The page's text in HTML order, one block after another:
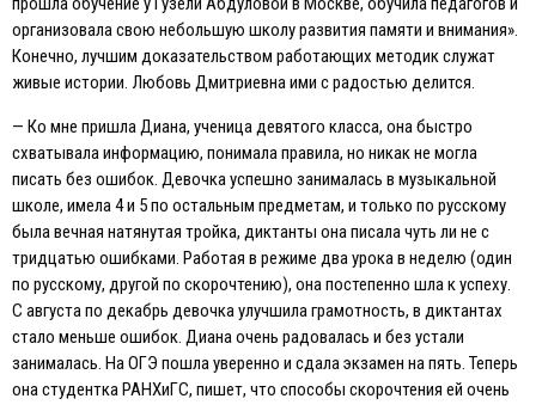
организовала свою небольшую школу развития памяти и внимания».
Конечно, лучшим доказательством работающих методик служат
живые истории. Любовь Дмитриевна ими с радостью делится.
— Ко мне пришла Диана, ученица девятого класса, она быстро
схватывала информацию, понимала правила, но никак не могла
писать без ошибок. Девочка успешно занималась в музыкальной
школе, имела 4 и 5 по остальным предметам, и только по русскому
была вечная натянутая тройка, диктанты она писала чуть ли не с
тридцатью ошибками. Работая в режиме два урока в неделю (один
по русскому, другой по скорочтению), она постепенно шла к успеху.
С августа по декабрь девочка улучшила грамотность, в диктантах
стало меньше ошибок. Диана очень радовалась и без устали
занималась. На ОГЭ пошла уверенно и сдала экзамен на пять. Теперь
она студентка РАНХиГС, пишет, что способы скорочтения ей очень